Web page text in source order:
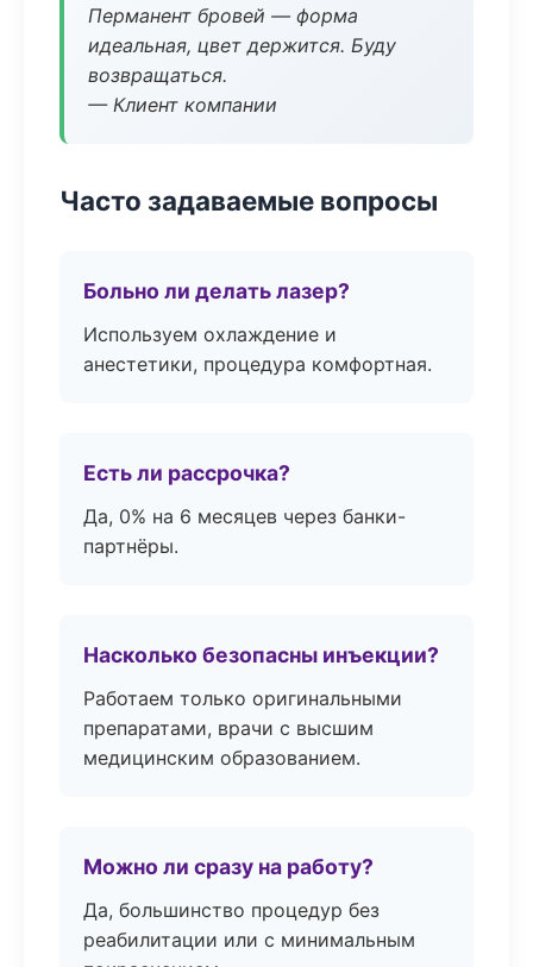
Перманент бровей — форма
идеальная, цвет держится. Буду
возвращаться.
— Клиент компании
Часто задаваемые вопросы
Больно ли делать лазер?
Используем охлаждение и
анестетики, процедура комфортная.
Есть ли рассрочка?
Да, 0% на 6 месяцев через банки-
партнёры.
Насколько безопасны инъекции?
Работаем только оригинальными
препаратами, врачи с высшим
медицинским образованием.
Можно ли сразу на работу?
Да, большинство процедур без
реабилитации или с минимальным